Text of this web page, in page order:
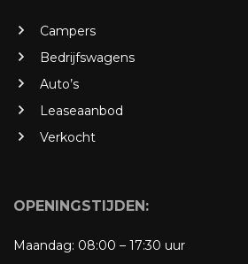
Campers
Bedrijfswagens
Auto’s
Leaseaanbod
Verkocht
OPENINGSTIJDEN:
Maandag: 08:00 – 17:30 uur